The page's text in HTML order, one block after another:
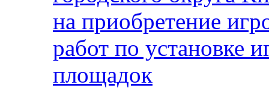
на приобретение
работ по установке
площадок